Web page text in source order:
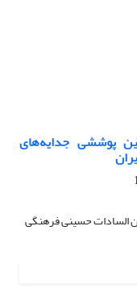
پوششی جدایه‌های
السادات حسینی فرهنگی